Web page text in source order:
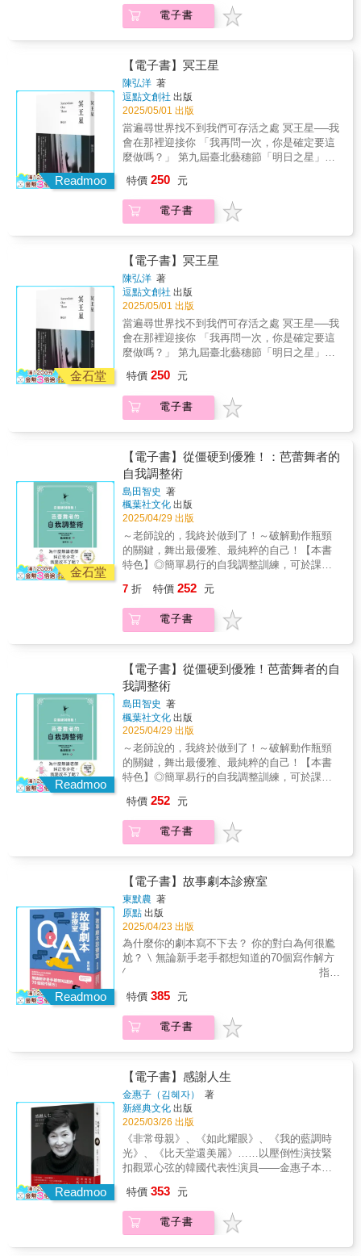
邁入未來》編劇這本書全面解讀為什麼有些電
影或者影集（包括改編、續集、翻拍）更能引
克對於劇本創作結構的理解，比任何一位我曾
共事過的劇作家還要好，他的建言對於我的劇
本修改總是極有幫助！--------------勞倫斯•奧唐納
（Lawerence O’Donnell），艾美獎得主、《白
宮風雲》影集編劇●讀者迴響 「輕巧的一本
書，但內容很強大。一邊看著書一邊回想曾看
過的劇本，才知道為什麼之前看的劇本沒讓我
準確、透徹的文字說出了我說不出的內容。有
志於當製片人、編劇、導演的，真希望都能通
讀這本薄薄的書，使之能明白劇本該如何寫、
該如何挑選、該如何拍攝。」----------亞馬遜中
一點，就是不像其他書都在套公式，而是專注
於核心人物角色。雖然所有的劇本書都不免俗
地會談到公式，但他做到了系統性的講解形式
和結構……當中仍保有書寫時的彈性和個性，
這是其他劇本書難以匹敵的。」----------美國亞
馬遜網路書店網友 The Lazy Bear 「山迪•
法蘭克的書最有價值的事就是他賦予人物嶄新
的性格，也為你的劇本創造活力...我會推薦這
本書給我的學生......隨著你的編劇之路走的長
---美國亞馬遜網路書店網友 Paul Chitlikon
「如果你有認真汲取山迪•弗蘭克在書中所提到
的過往教訓，你會成為一位更好的編劇！」-----
Michaelson 「這本書著眼於人物角色內在
性格轉變，任何嚴肅看待劇本寫作的人都必須
要擁有的一本書。」------------美國亞馬遜網路書
店網友 Kim Alloucheon◆本書特色◆◎ 告訴你
如何用外部戲驅動情節、用內心戲驅動角色。
◎ 給你大量知名電影、電視劇實際案例，直指
成功、失敗關鍵原因！◎ 提供實用編劇工具：
八種角色模式、九型人格分析表，協助人物角
讓你具體思考、實際操作！◎ 影視從業人員學
心戲的訣竅。
於末代沙皇統治下的俄羅斯，曾經歷第一次世
界大戰、俄國革命、流亡、第二次世界大戰和
冷戰的動盪。身為紐約市立芭蕾舞團的共同創
辦人，他將美國的芭蕾舞推向現代主義的前
沿，將它變成一門流行藝術。一路走來崎嶇顛
簸，可以看到他的孤獨和失敗，包含五次對象
都是舞者的婚姻以及和情人們相處的情景。書
中彷彿經驗著他大大小小的病痛和精神崩潰的
危機、沉浸在他深厚的音樂功底和細緻的感受
力中，決心於現代舞臺上演出最燦爛、最奇
特、最美麗的舞蹈形式。身為《紐約客》（The
New Yorker）的舞蹈評論家，曾是舞者的霍曼
斯，透過巴蘭欽──堪稱二十世紀最偉大的藝術
家視角，完成此巨著，同時記錄了該時代的風
起雲湧。研究過程中，霍曼斯向各方專家請
件，走進他們的記憶與人生。巴蘭欽的舞者們
反映了他自己，如湛光的芭蕾舞步，一步一步
踩亮了二十世紀並使其麗、迷人、壯闊、奇
特、狂野，偶爾甚至毛骨悚然，他是絕對藝術
的鍊金師，而巴蘭欽──舞者口中的Mr. B，成功
讓觀眾體認到大時代與渺小生命同樣擁有的幽
默與偉大。
──《演技六堂課》。該書比宗師史坦尼斯拉夫
斯基那本《演員的自我修養》還早三年出版，
果。•用「方法演技」，讓好萊塢演員征服全世
界所謂「方法演技」，是要演員完全融入角
色，賦予角色獨特生命，當演員「完完全全成
為那個角色」時，這樣的表演，也才足以徹底
說服觀眾。波列拉夫斯基將方法演技帶入美國
後，教學成果枝繁葉茂，學生包括李．史特拉
斯堡（Lee Strasberg）、史黛拉．阿德勒
Clurman），其中李．史特拉斯堡領導的「演員
名的表演學校」，專門教授「方法演技」，許
多縱橫於世的好萊塢巨星，如艾爾帕西諾、勞
勃狄尼洛、瑪莉蓮夢露、達斯汀霍夫曼，皆在
此間誕生。•奧斯卡影帝的家傳之書，因熱愛而
替此書拍成了電影！這本《演技六堂課》對好
萊塢演員影響巨大。奧斯卡影帝傑夫布里吉所
出身的演藝世家，便代代相傳這本演技之書，
由於他們家太愛這本書，竟因此而將此書拍成
了電影──《Acting: The First Six Lessons》
（2021）。★素人踏入專業演技殿堂的第一本
書出版至今，已譯為西、葡、意、土、波蘭等
十幾種語言
與自我調整練習，幫助讀者實際「喚醒」舞蹈
所需肌力，讓練習不再只是憑感覺，而是具備
科學依據的身體理解！★★理解動作邏輯，讓
僵硬到優雅！芭蕾舞者的自我調整術》，將焦
點進一步延伸至【肌肉鍛鍊與身體控制力】，
為舞者突破動作瓶頸的絕佳指南。當我們真正
理解並掌握自己的身體，不再被技巧所困，才
能更自在地舞動、穩健地站立、優雅地飛翔，
綻放出屬於自己、純粹而動人的芭蕾之美！～
原來這就是「用對肌肉」的感覺！～輕鬆掌握
【本書特色】◎聚焦芭蕾舞關鍵肌群，解析腹
肌、髂腰肌、足弓等重要部位，打造更具表現
力的身體！◎結合「呼吸」、「穴道」與「解
合成人初學者、進階舞者與芭蕾教師參考使
用！「收小腹！」「不要聳肩！」「腳趾再用
力！」──這些再熟悉不過的課堂叮嚀，你是否
曾經苦苦練習，卻始終找不到正確的用力方
式？明明努力了，腿卻抬不起來、轉圈總是搖
晃？其實，關鍵就在於你是否真正「啟動」了
正確的芭蕾肌肉！★★用解剖視角打造「會跳
舞的肌肉」★★《從無力到穩定！芭蕾舞者的
肌肉鍛鍊術》是由日本知名「芭蕾舞者治療
基礎，精準分析舞蹈所需肌群的功能與調整方
法。從最基礎的核心肌力出發，延伸至踮腳、
轉圈、抬腿等動作所需肌群，並透過豐富圖解
所需肌力，讓練習不再只是憑感覺，而是具備
科學依據的身體理解！★★理解動作邏輯，讓
每一刻練習都更有效！★★不同於姊妹作《從
僵硬到優雅！芭蕾舞者的自我調整術》，將焦
點進一步延伸至【肌肉鍛鍊與身體控制力】，
為舞者突破動作瓶頸的絕佳指南。當我們真正
理解並掌握自己的身體，不再被技巧所困，才
能更自在地舞動、穩健地站立、優雅地飛翔，
「解剖原理」，用最安全有效的方式開啟核心
肌力！◎對應常見問題，提出精準調整方法，
力！」──這些再熟悉不過的課堂叮嚀，你是否
曾經苦苦練習，卻始終找不到正確的用力方
式？明明努力了，腿卻抬不起來、轉圈總是搖
晃？其實，關鍵就在於你是否真正「啟動」了
正確的芭蕾肌肉！★★用解剖視角打造「會跳
舞的肌肉」★★《從無力到穩定！芭蕾舞者的
肌肉鍛鍊術》是由日本知名「芭蕾舞者治療
所」院長島田智史撰寫，以多年的臨床經驗為
基礎，精準分析舞蹈所需肌群的功能與調整方
轉圈、抬腿等動作所需肌群，並透過豐富圖解
與自我調整練習，幫助讀者實際「喚醒」舞蹈
所需肌力，讓練習不再只是憑感覺，而是具備
科學依據的身體理解！★★理解動作邏輯，讓
每一刻練習都更有效！★★不同於姊妹作《從
僵硬到優雅！芭蕾舞者的自我調整術》，將焦
點進一步延伸至【肌肉鍛鍊與身體控制力】，
為舞者突破動作瓶頸的絕佳指南。當我們真正
理解並掌握自己的身體，不再被技巧所困，才
能更自在地舞動、穩健地站立、優雅地飛翔，
綻放出屬於自己、純粹而動人的芭蕾之美！～
原來這就是「用對肌肉」的感覺！～輕鬆掌握
芭蕾動作訣竅，舞出穩定、優雅的身體線條！
【本書特色】◎聚焦芭蕾舞關鍵肌群，解析腹
肌、髂腰肌、足弓等重要部位，打造更具表現
力！◎對應常見問題，提出精準調整方法，適
合成人初學者、進階舞者與芭蕾教師參考使
用！「收小腹！」「不要聳肩！」「腳趾再用
力！」──這些再熟悉不過的課堂叮嚀，你是否
曾經苦苦練習，卻始終找不到正確的用力方
式？明明努力了，腿卻抬不起來、轉圈總是搖
晃？其實，關鍵就在於你是否真正「啟動」了
正確的芭蕾肌肉！★★用解剖視角打造「會跳
舞的肌肉」★★《從無力到穩定！芭蕾舞者的
肌肉鍛鍊術》是由日本知名「芭蕾舞者治療
基礎，精準分析舞蹈所需肌群的功能與調整方
法。從最基礎的核心肌力出發，延伸至踮腳、
轉圈、抬腿等動作所需肌群，並透過豐富圖解
所需肌力，讓練習不再只是憑感覺，而是具備
科學依據的身體理解！★★理解動作邏輯，讓
每一刻練習都更有效！★★不同於姊妹作《從
僵硬到優雅！芭蕾舞者的自我調整術》，將焦
點進一步延伸至【肌肉鍛鍊與身體控制力】，
為舞者突破動作瓶頸的絕佳指南。當我們真正
理解並掌握自己的身體，不再被技巧所困，才
能更自在地舞動、穩健地站立、優雅地飛翔，
電子書
Readmoo
【電子書】冥王星
陳弘洋 著
逗點文創社 出版
2025/05/01 出版
當遍尋世界找不到我們可存活之處 冥王星──我
會在那裡迎接你 「我再問一次，你是確定要這
麼做嗎？」 第九屆臺北藝穗節「明日之星」獎
there》入圍電視金鐘獎 臺灣新銳編劇的初心之
作 「下輩子&hellip;&hellip;一切就都會不一樣
了，對吧？」 「嗯，會完全不一樣，下輩子你
男生的女孩。 徬徨於家庭紛擾與世界惡意中，
因為性別認同而傷痕累累的一對國中生好朋
友，相互依靠、療傷，跌跌撞撞地找尋能安心
生存之處，卻只見無用的重複失落。 這樣的灰
心人生，何處能成為歸所？ 有沒有可能，死亡
並非終點，而是遠行至應許之地的快樂出發？
如同文學經典的小王子，在黃沙塵煙裡倒下前
說的：我要回家了。 天真的他們彼此安慰，那
顆冥王星的存在。 新銳編劇陳弘洋以乾淨、節
得讓人忍不住心疼閉眼的故事。 「我將這些困
苦，連結自身的故事，完成了這個作品......持
續對於自己活著這件事情感到慶幸──都是因為
──說不定，當絕望的人相遇，有機會彼此救
贖？ 「我很快就會去找你。」 「好，我等
你。」
特價 250 元
電子書
金石堂
【電子書】冥王星
陳弘洋 著
逗點文創社 出版
2025/05/01 出版
當遍尋世界找不到我們可存活之處 冥王星──我
會在那裡迎接你 「我再問一次，你是確定要這
麼做嗎？」 第九屆臺北藝穗節「明日之星」獎
there》入圍電視金鐘獎 臺灣新銳編劇的初心之
作 「下輩子&hellip;&hellip;一切就都會不一樣
了，對吧？」 「嗯，會完全不一樣，下輩子你
男生的女孩。 徬徨於家庭紛擾與世界惡意中，
因為性別認同而傷痕累累的一對國中生好朋
友，相互依靠、療傷，跌跌撞撞地找尋能安心
生存之處，卻只見無用的重複失落。 這樣的灰
心人生，何處能成為歸所？ 有沒有可能，死亡
並非終點，而是遠行至應許之地的快樂出發？
如同文學經典的小王子，在黃沙塵煙裡倒下前
說的：我要回家了。 天真的他們彼此安慰，那
顆冥王星的存在。 新銳編劇陳弘洋以乾淨、節
制的文字，訴說一則發想於純真情感，卻殘忍
苦，連結自身的故事，完成了這個作品......持
續對於自己活著這件事情感到慶幸──都是因為
自己活了下來，才有機會創作出這個劇本。」
贖？ 「我很快就會去找你。」 「好，我等
你。」
特價 250 元
電子書
金石堂
【電子書】從僵硬到優雅！：芭蕾舞者的
自我調整術
島田智史 著
楓葉社文化 出版
2025/04/29 出版
～老師說的，我終於做到了！～破解動作瓶頸
的關鍵，舞出最優雅、最純粹的自己！【本書
特色】◎簡單易行的自我調整訓練，可於課前
對比圖示清楚呈現錯誤動作與正確姿勢，可視
化動作錯誤與修正方式，有效提升學習效果！
◎專為芭蕾舞者設計的身體調整指南，針對腿
來！」「膝蓋伸直！」──芭蕾課堂上，老師的
指導語句總是清楚明確，但你的身體卻總是無
法順利配合？即使努力調整，動作仍顯得生
硬、卡頓，甚至因用力不當而受傷？其實，問
題並非全出在天賦，而是身體結構與使用方式
尚未調整到位！✯✯從身體科學出發，精準掌握
芭蕾技巧！✯✯本書由芭蕾舞者專屬治療院「專
心良治」院長島田智史親筆撰寫，結合多年治
療與調整舞者身體的經驗，歸納出一套適合芭
蕾學習者的自我調整術。書中詳盡解析芭蕾舞
巧拆解為【腿部、軀幹、手臂】三大關鍵部
位，透過圖解與簡單易懂的練習，幫助你建立
正確的身體使用方式！無論是初學者、身體僵
提升舞蹈表現，使動作更加自然流暢，並有效
降低受傷風險，輕鬆地享受芭蕾之美！✯✯讓身
體與芭蕾完美契合，展現最優雅的自己！✯✯芭
蕾不只是外在的模仿，更是內在的體悟與身體
習慣的養成。透過《從僵硬到優雅！芭蕾舞者
的自我調整術》，你將不再困惑於老師的糾
正，能更自信、更自然地舞動，享受每一次優
7 折 特價 252 元
電子書
Readmoo
【電子書】從僵硬到優雅！芭蕾舞者的自
我調整術
島田智史 著
楓葉社文化 出版
2025/04/29 出版
～老師說的，我終於做到了！～破解動作瓶頸
的關鍵，舞出最優雅、最純粹的自己！【本書
特色】◎簡單易行的自我調整訓練，可於課前
對比圖示清楚呈現錯誤動作與正確姿勢，可視
化動作錯誤與修正方式，有效提升學習效果！
◎專為芭蕾舞者設計的身體調整指南，針對腿
來！」「膝蓋伸直！」──芭蕾課堂上，老師的
指導語句總是清楚明確，但你的身體卻總是無
法順利配合？即使努力調整，動作仍顯得生
硬、卡頓，甚至因用力不當而受傷？其實，問
題並非全出在天賦，而是身體結構與使用方式
尚未調整到位！✯✯從身體科學出發，精準掌握
芭蕾技巧！✯✯本書由芭蕾舞者專屬治療院「專
心良治」院長島田智史親筆撰寫，結合多年治
療與調整舞者身體的經驗，歸納出一套適合芭
的核心動作，並依據人體結構，將舞蹈必備技
巧拆解為【腿部、軀幹、手臂】三大關鍵部
位，透過圖解與簡單易懂的練習，幫助你建立
正確的身體使用方式！無論是初學者、身體僵
硬者，或希望精進技巧的舞者，都能藉由本書
提升舞蹈表現，使動作更加自然流暢，並有效
降低受傷風險，輕鬆地享受芭蕾之美！✯✯讓身
體與芭蕾完美契合，展現最優雅的自己！✯✯芭
蕾不只是外在的模仿，更是內在的體悟與身體
習慣的養成。透過《從僵硬到優雅！芭蕾舞者
的自我調整術》，你將不再困惑於老師的糾
正，能更自信、更自然地舞動，享受每一次優
雅綻放的瞬間！
特價 252 元
電子書
Readmoo
【電子書】故事劇本診療室
東默農 著
原點 出版
2025/04/23 出版
為什麼你的劇本寫不下去？ 你的對白為何很尷
尬？ ∖ 無論新手老手都想知道的70個寫作解方
∕ 指導
的 編劇教練東默農回
答你 :寫故事的人都在問卻沒人解答，那些最關
鍵的小問題……故事發想∣角色建立∣情節布局∣對
能清楚傳達你的意念▌不是教你編劇理論，而是
教你開始成為編劇 ▌不是理論，而是實戰。學
了很多編劇理論，仍遲遲無法下筆，或下筆
了，卻常常遇到卡關或創作心結，導致作品無
法成形？寫故事會遇到的難題，東默農都懂。
本書以Q&A的形式，以及輕鬆易懂的實例與系
統化解說，帶你從無到有，走一遍「產出專業
劇本」會遇到的 70 道關卡。從創意面的「故事
發想」，到劇本血肉的「角色建立」「情節布
養」，再到技術面的「超實戰劇本格式」。
「寫劇本不是天馬行空，而是現實細節的有效
組合」。書中，東默農將以最實戰的方式，告
特價 385 元
電子書
Readmoo
【電子書】感謝人生
金惠子（김혜자）
著
新經典文化 出版
2025/03/26 出版
《非常母親》、《如此耀眼》、《我的藍調時
光》、《比天堂還美麗》……以壓倒性演技緊
扣觀眾心弦的韓國代表性演員――金惠子本書
熱情、感恩與喜悅，以及「國民演員」、「國
民母親」的盛名背後，站在那無法言喻的虛無
與悲傷的生之舞台上的告白。「儘管如此，我
特價 353 元
電子書